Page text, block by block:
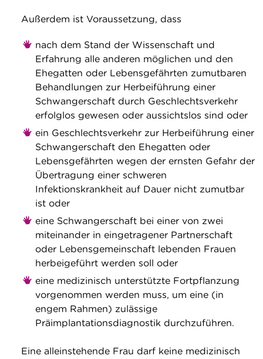
Außerdem ist Voraussetzung, dass
nach dem Stand der Wissenschaft und
Erfahrung alle anderen möglichen und den
Ehegatten oder Lebensgefährten zumutbaren
Behandlungen zur Herbeiführung einer
Schwangerschaft durch Geschlechtsverkehr
erfolglos gewesen oder aussichtslos sind oder
ein Geschlechtsverkehr zur Herbeiführung einer
Schwangerschaft den Ehegatten oder
Lebensgefährten wegen der ernsten Gefahr der
Übertragung einer schweren
Infektionskrankheit auf Dauer nicht zumutbar
ist oder
eine Schwangerschaft bei einer von zwei
miteinander in eingetragener Partnerschaft
oder Lebensgemeinschaft lebenden Frauen
herbeigeführt werden soll oder
eine medizinisch unterstützte Fortpflanzung
vorgenommen werden muss, um eine (in
engem Rahmen) zulässige
Präimplantationsdiagnostik durchzuführen.
Eine alleinstehende Frau darf keine medizinisch